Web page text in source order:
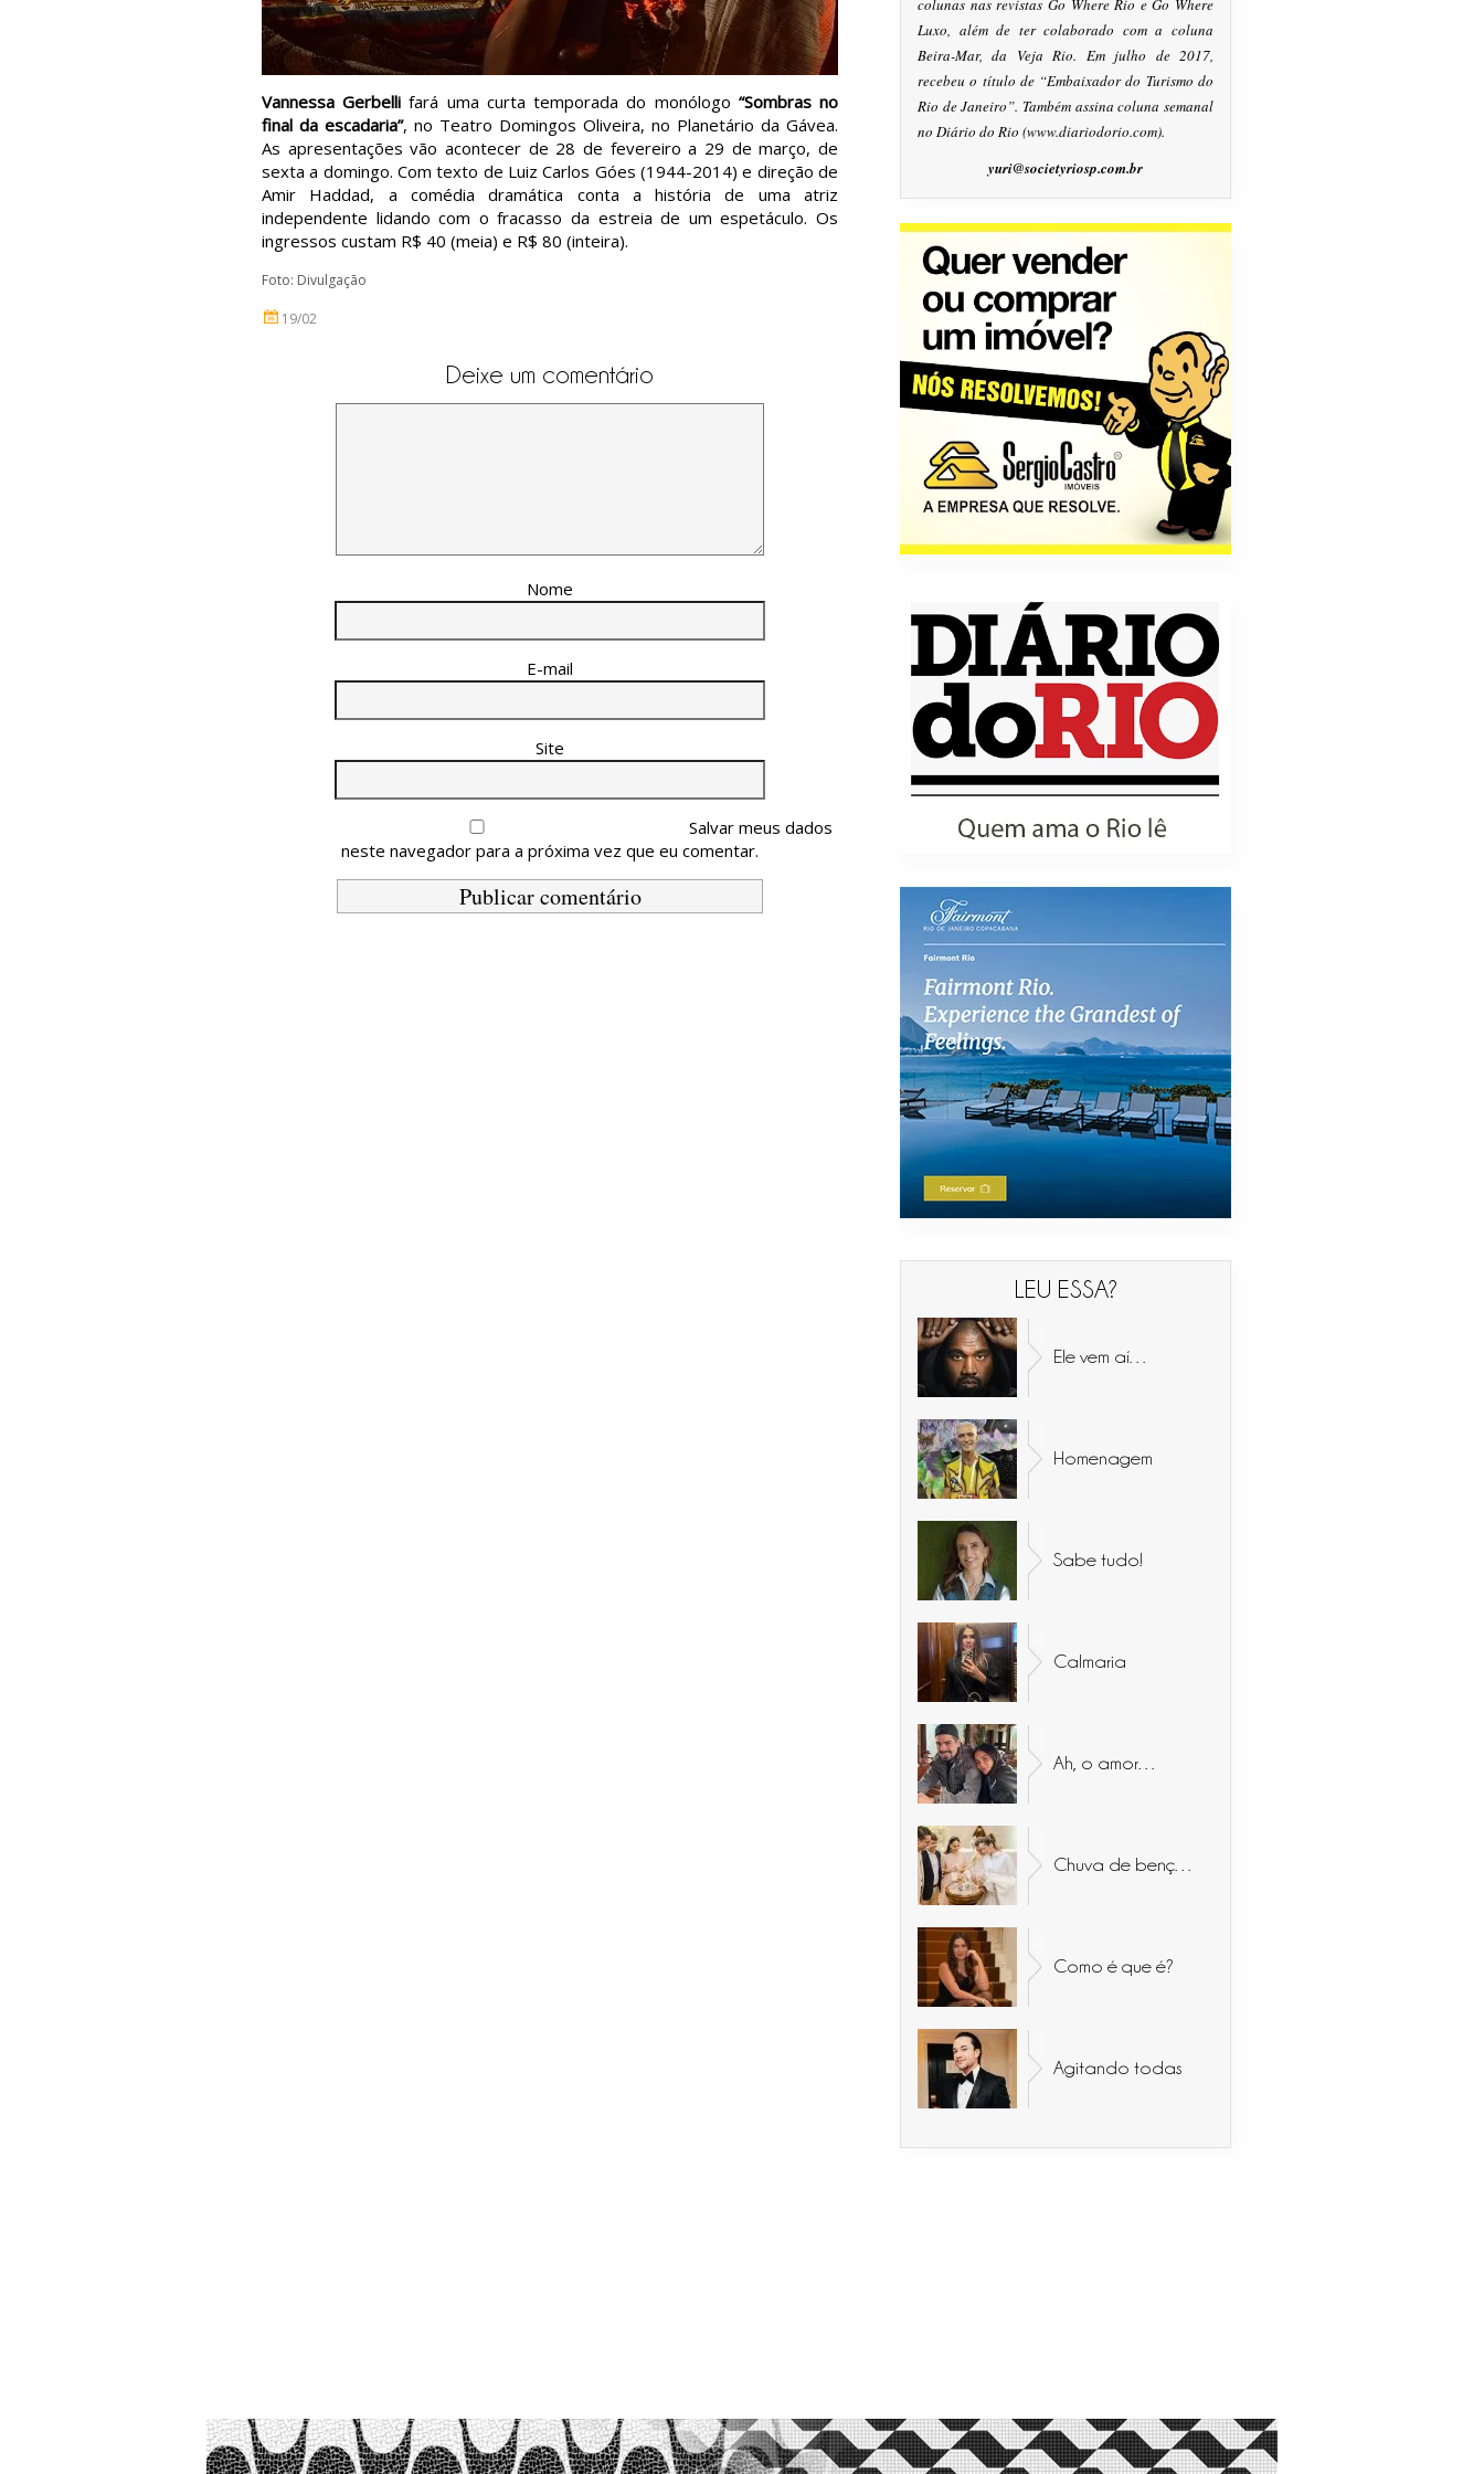
Vannessa Gerbelli fará uma curta temporada do monólogo “Sombras no
final da escadaria”, no Teatro Domingos Oliveira, no Planetário da Gávea.
As apresentações vão acontecer de 28 de fevereiro a 29 de março, de
sexta a domingo. Com texto de Luiz Carlos Góes (1944-2014) e direção de
Amir Haddad, a comédia dramática conta a história de uma atriz
independente lidando com o fracasso da estreia de um espetáculo. Os
ingressos custam R$ 40 (meia) e R$ 80 (inteira).
Foto: Divulgação
19/02
Deixe um comentário
Nome
E-mail
Site
Salvar meus dados
neste navegador para a próxima vez que eu comentar.
colunas nas revistas Go Where Rio e Go Where
Luxo, além de ter colaborado com a coluna
Beira-Mar, da Veja Rio. Em julho de 2017,
recebeu o título de “Embaixador do Turismo do
Rio de Janeiro”. Também assina coluna semanal
no Diário do Rio (www.diariodorio.com).
yuri@societyriosp.com.br
LEU ESSA?
Ele vem aí…
Homenagem
Sabe tudo!
Calmaria
Ah, o amor…
Como é que é?
Agitando todas